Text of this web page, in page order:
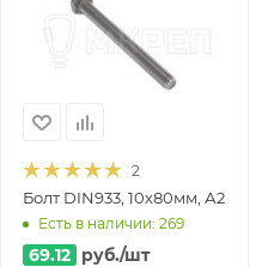
2
Болт DIN933, 10х80мм, А2
Есть в наличии: 269
69.12 руб./шт